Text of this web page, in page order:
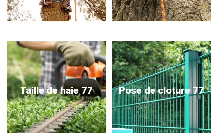
Taille de haie 77 Pose de cloture 77